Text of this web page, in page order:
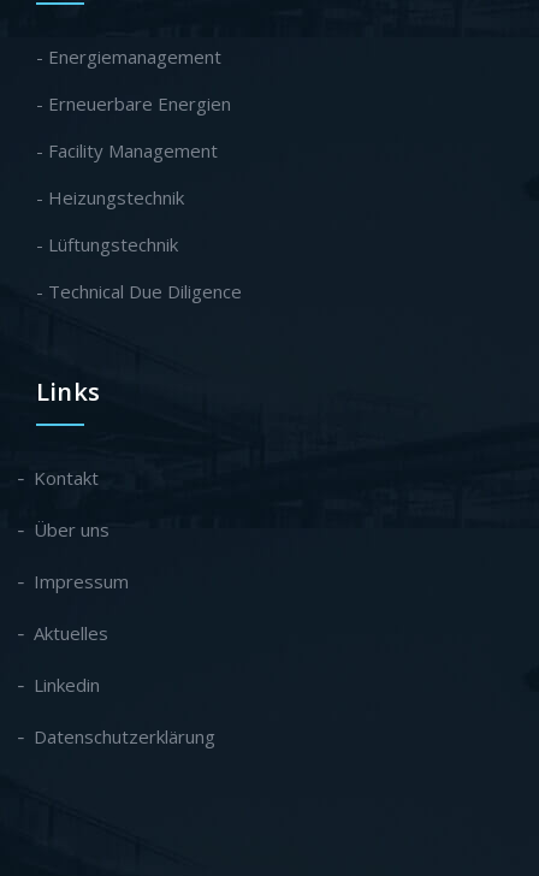
- Energiemanagement
- Erneuerbare Energien
- Facility Management
- Heizungstechnik
- Lüftungstechnik
- Technical Due Diligence
Links
Kontakt
Über uns
Impressum
Aktuelles
Linkedin
Datenschutzerklärung